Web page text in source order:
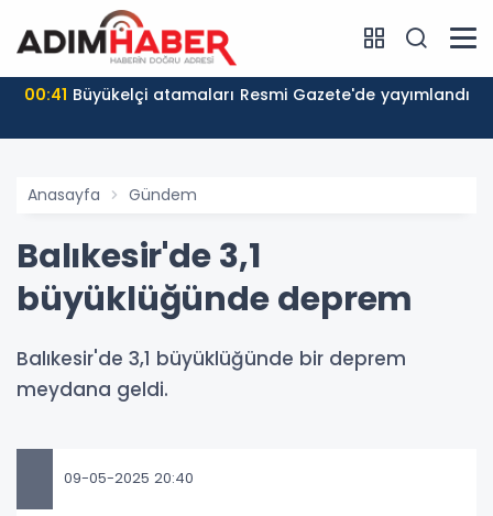
00:41 Büyükelçi atamaları Resmi Gazete'de yayımlandı
Anasayfa Gündem
Balıkesir'de 3,1
büyüklüğünde deprem
Balıkesir'de 3,1 büyüklüğünde bir deprem
meydana geldi.
09-05-2025 20:40